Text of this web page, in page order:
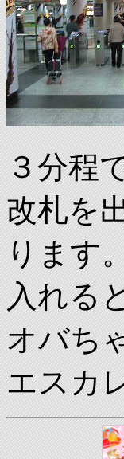
３分程
改札を
ります。
入れる
オバち
エスカ